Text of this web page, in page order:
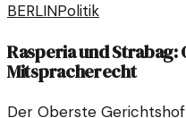
Fokus.
BERLINPolitik
Rasperia und Strabag:
Mitspracherecht
Der Oberste